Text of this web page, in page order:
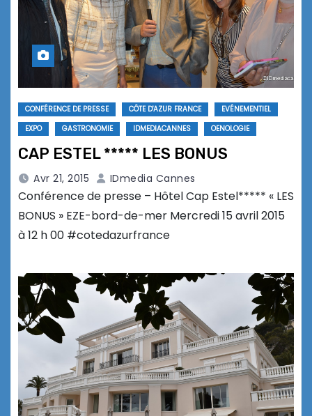
CONFÉRENCE DE PRESSE CÔTE D'AZUR FRANCE
EVÉNEMENTIEL
EXPO
GASTRONOMIE IDMEDIACANNES OENOLOGIE
CAP ESTEL ***** LES BONUS
Avr 21, 2015 IDmedia Cannes
Conférence de presse – Hôtel Cap Estel***** « LES
BONUS » EZE-bord-de-mer Mercredi 15 avril 2015
à 12 h 00 #cotedazurfrance